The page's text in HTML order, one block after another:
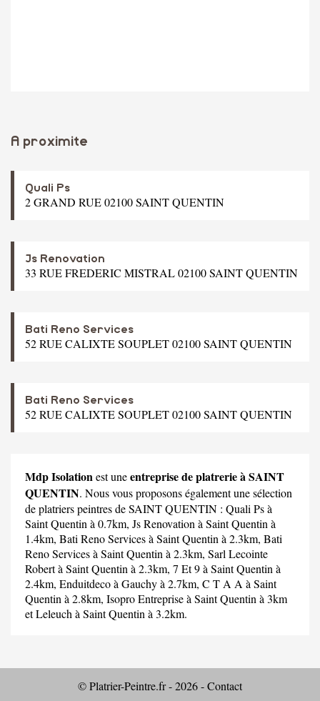
A proximite
Quali Ps
2 GRAND RUE 02100 SAINT QUENTIN
Js Renovation
33 RUE FREDERIC MISTRAL 02100 SAINT QUENTIN
Bati Reno Services
52 RUE CALIXTE SOUPLET 02100 SAINT QUENTIN
Bati Reno Services
52 RUE CALIXTE SOUPLET 02100 SAINT QUENTIN
Mdp Isolationest uneentreprise de platrerie à SAINT
QUENTIN. Nous vous proposons également une sélection
de platriers peintres de SAINT QUENTIN : Quali Psà
Saint Quentin à 0.7km, Js Renovation à Saint Quentin à
1.4km, Bati Reno Servicesà Saint Quentin à 2.3km, Bati
Reno Servicesà Saint Quentin à 2.3km, Sarl Lecointe
Robertà Saint Quentin à 2.3km, 7 Et 9à Saint Quentin à
2.4km, Enduitdecoà Gauchy à 2.7km, C T A A à Saint
Quentin à 2.8km, Isopro Entrepriseà Saint Quentin à 3km
etLeleuch à Saint Quentin à 3.2km.
© Platrier-Peintre.fr - 2026 -Contact